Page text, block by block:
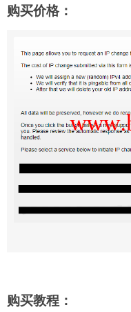
购买价格：
购买教程：